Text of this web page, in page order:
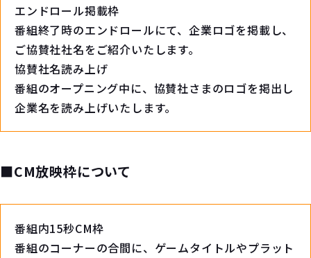
エンドロール掲載枠
番組終了時のエンドロールにて、企業ロゴを掲載し、
ご協賛社社名をご紹介いたします。
協賛社名読み上げ
番組のオープニング中に、協賛社さまのロゴを掲出し
企業名を読み上げいたします。
■CM放映枠について
番組内15秒CM枠
番組のコーナーの合間に、ゲームタイトルやプラット